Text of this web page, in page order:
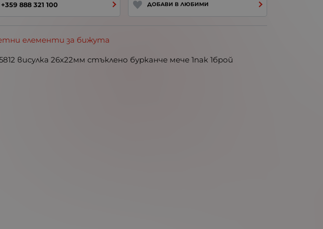
+359 888 321 100 ДОБАВИ В ЛЮБИМИ
елементи за бижута
висулка 26х22мм стъклено бурканче мече 1пак 1брой